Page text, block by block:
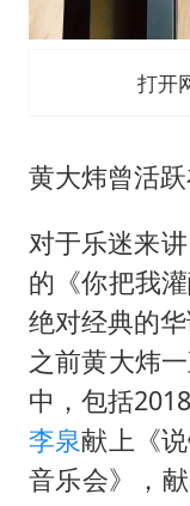
打开
黄大炜曾活
对于乐迷来
的《你把我
绝对经典的
之前黄大炜
中，包括
李泉献上《
音乐会》，